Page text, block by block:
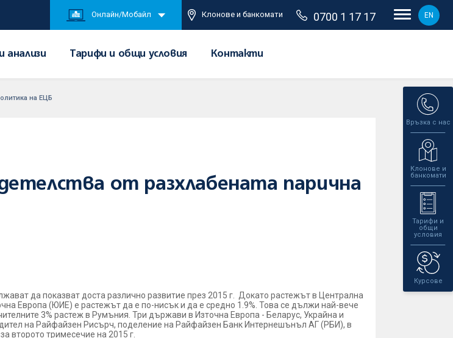
Онлайн/Мобайл Клонове и банкомати 0700 1 17 17 EN
анализи Тарифи и общи условия Контакти
Връзка с нас
Клонове и
банкомати
Тарифи и
общи
условия
Курсове
на ЕЦБ
от разхлабената парична
да показват доста различно развитие през 2015 г. Докато растежът в Централна
Европа (ЮИЕ) е растежът да е по-нисък и да е средно 1.9%. Това се дължи най-вече
3% растеж в Румъния. Три държави в Източна Европа - Беларус, Украйна и
на Райфайзен Рисърч, поделение на Райфайзен Банк Интернешънъл АГ (РБИ), в
второто тримесечие на 2015 г.